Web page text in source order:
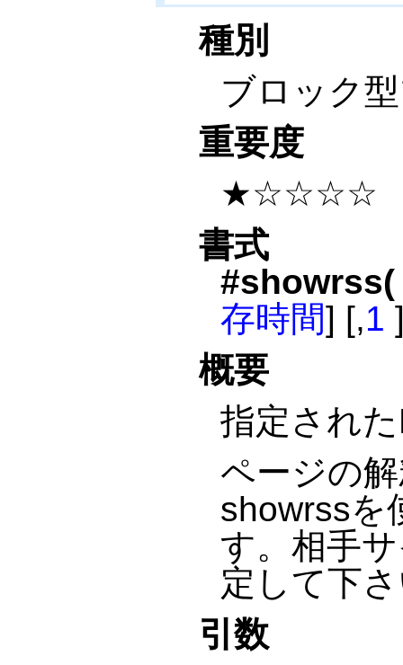
種別
ブロック
重要度
★☆☆☆☆
書式
#showrss(
存時間] [,1
概要
指定され
ページの
showrssを
す。相手
定して下
引数